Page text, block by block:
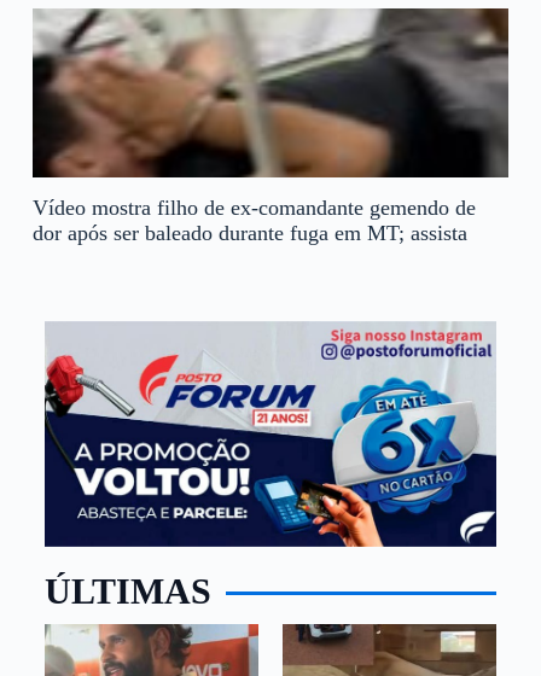
Vídeo mostra filho de ex-comandante gemendo de
dor após ser baleado durante fuga em MT; assista
ÚLTIMAS